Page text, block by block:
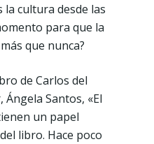
la cultura desde las
para que la
que nunca?
de Carlos del
Santos, «El
un papel
libro. Hace poco